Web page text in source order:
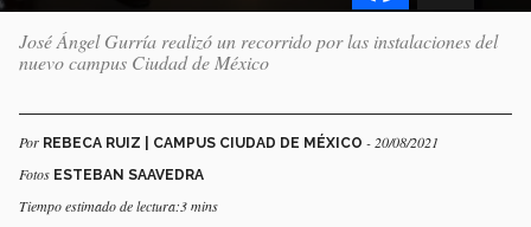
José Ángel Gurría realizó un recorrido por las instalaciones del
nuevo campus Ciudad de México
Por REBECA RUIZ | CAMPUS CIUDAD DE MÉXICO - 20/08/2021
Fotos ESTEBAN SAAVEDRA
Tiempo estimado de lectura:3 mins